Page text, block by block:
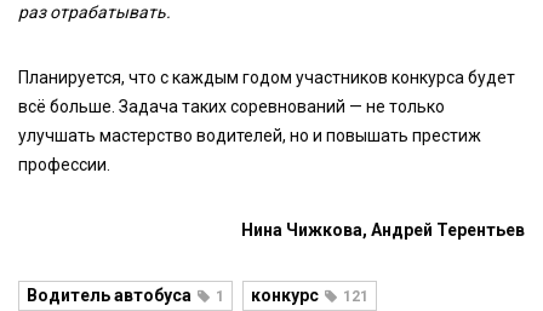
раз отрабатывать.
Планируется, что с каждым годом участников конкурса будет
всё больше. Задача таких соревнований — не только
улучшать мастерство водителей, но и повышать престиж
профессии.
Нина Чижкова, Андрей Терентьев
Водитель автобуса 1 конкурс 121